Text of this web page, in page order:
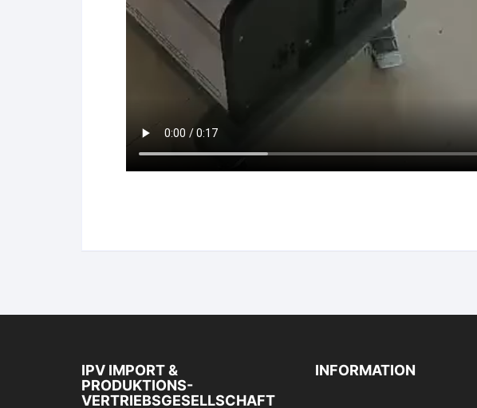
IPV IMPORT &
PRODUKTIONS-
VERTRIEBSGESELLSCHAFT
INFORMATION